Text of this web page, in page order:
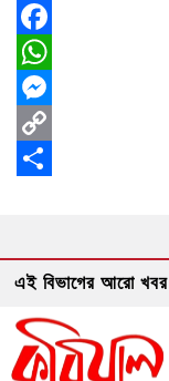
Facebook
WhatsApp
Messenger
Copy
এই বিভাগের আরো খবর